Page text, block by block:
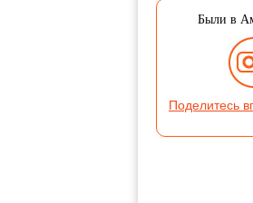
Были в
Поделитесь